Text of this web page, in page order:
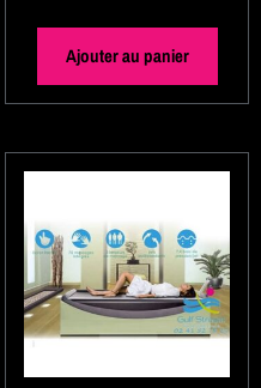
Ajouter au panier